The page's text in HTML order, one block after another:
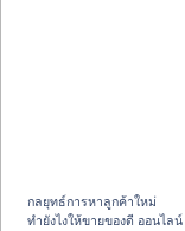
กลยุทธ์การหาลูกค้าใหม่
ทํายังไงให้ขายของดี ออนไลน์